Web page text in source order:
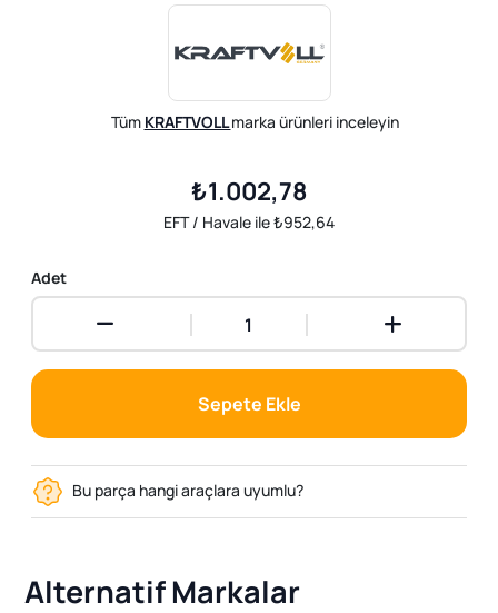
Tüm KRAFTVOLLmarka ürünleri inceleyin
₺1.002,78
EFT / Havale ile ₺952,64
Adet
Sepete Ekle
Bu parça hangi araçlara uyumlu?
Alternatif Markalar